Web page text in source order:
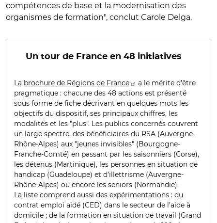
compétences de base et la modernisation des
organismes de formation", conclut Carole Delga.
Un tour de France en 48 initiatives
La brochure de Régions de France
a le mérite d’être
pragmatique : chacune des 48 actions est présenté
sous forme de fiche décrivant en quelques mots les
objectifs du dispositif, ses principaux chiffres, les
modalités et les "plus". Les publics concernés couvrent
un large spectre, des bénéficiaires du RSA (Auvergne-
Rhône-Alpes) aux "jeunes invisibles" (Bourgogne-
Franche-Comté) en passant par les saisonniers (Corse),
les détenus (Martinique), les personnes en situation de
handicap (Guadeloupe) et d’illettrisme (Auvergne-
Rhône-Alpes) ou encore les seniors (Normandie).
La liste comprend aussi des expérimentations : du
contrat emploi aidé (CED) dans le secteur de l’aide à
domicile ; de la formation en situation de travail (Grand